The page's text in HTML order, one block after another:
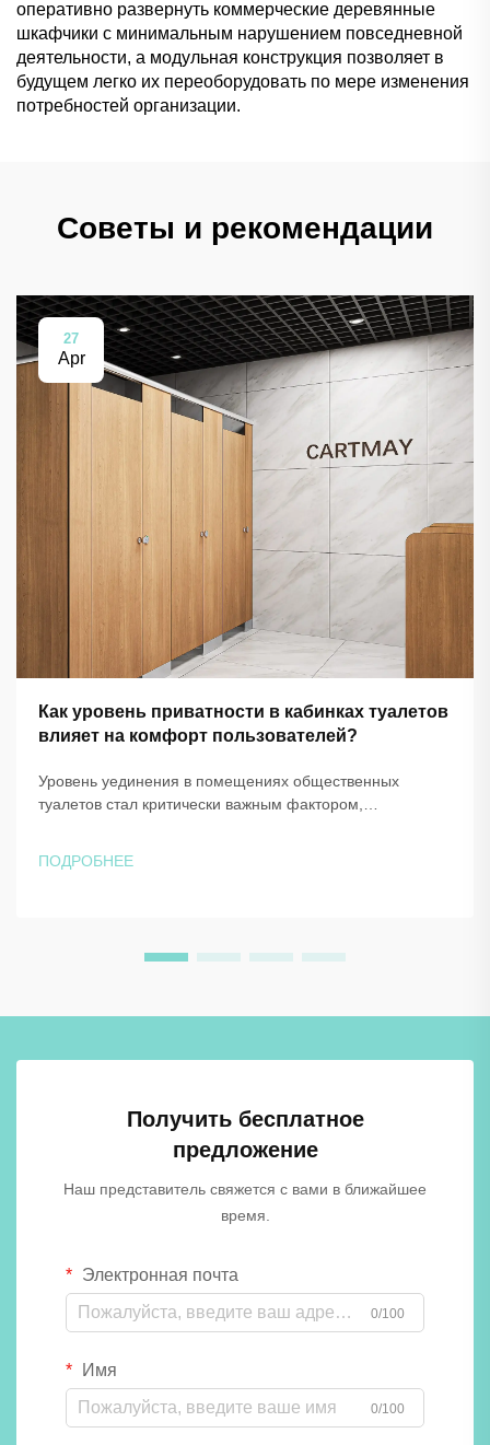
оперативно развернуть коммерческие деревянные
шкафчики с минимальным нарушением повседневной
деятельности, а модульная конструкция позволяет в
будущем легко их переоборудовать по мере изменения
потребностей организации.
Советы и рекомендации
27
Apr
Как уровень приватности в кабинках туалетов
влияет на комфорт пользователей?
Уровень уединения в помещениях общественных
туалетов стал критически важным фактором,
общественных учреждениях. Конструкция и компоновка
ПОДРОБНЕЕ
Получить бесплатное
предложение
Наш представитель свяжется с вами в ближайшее
время.
Электронная почта
0/100
Имя
0/100